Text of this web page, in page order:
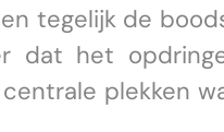
tegelijk de
dat het
plekken